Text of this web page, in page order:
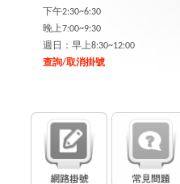
下午2:30~6:30
晚上7:00~9:30
週日：早上8:30~12:00
查詢/取消掛號